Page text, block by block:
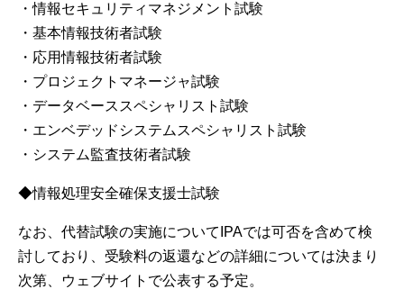
・情報セキュリティマネジメント試験
・基本情報技術者試験
・応用情報技術者試験
・プロジェクトマネージャ試験
・データベーススペシャリスト試験
・エンベデッドシステムスペシャリスト試験
・システム監査技術者試験
◆情報処理安全確保支援士試験
なお、代替試験の実施についてIPAでは可否を含めて検
討しており、受験料の返還などの詳細については決まり
次第、ウェブサイトで公表する予定。